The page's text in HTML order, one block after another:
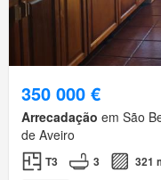
350 000 €
Arrecadação em São
de Aveiro
T3 3 321